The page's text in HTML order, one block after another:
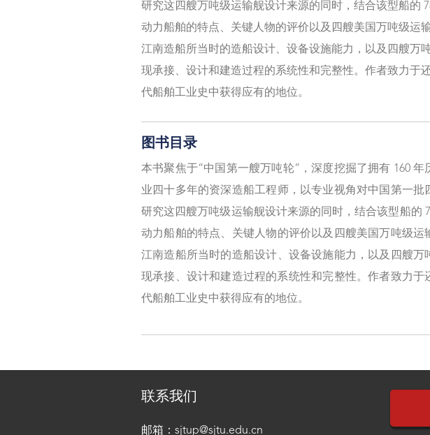
研究这四艘万吨级运输舰设计来源的同时，结合该型船的
动力船舶的特点、关键人物的评价以及四艘美国万吨级运
江南造船所当时的造船设计、设备设施能力，以及四艘万
现承接、设计和建造过程的系统性和完整性。作者致力于
代船舶工业史中获得应有的地位。
图书目录
本书聚焦于“中国第一艘万吨轮”，深度挖掘了拥有 160
业四十多年的资深造船工程师，以专业视角对中国第一
研究这四艘万吨级运输舰设计来源的同时，结合该型船的
动力船舶的特点、关键人物的评价以及四艘美国万吨级
江南造船所当时的造船设计、设备设施能力，以及四艘
现承接、设计和建造过程的系统性和完整性。作者致力
代船舶工业史中获得应有的地位。
联系我们
邮箱：sjtup@sjtu.edu.cn